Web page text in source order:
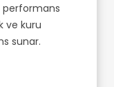
performans
ve kuru
sunar.